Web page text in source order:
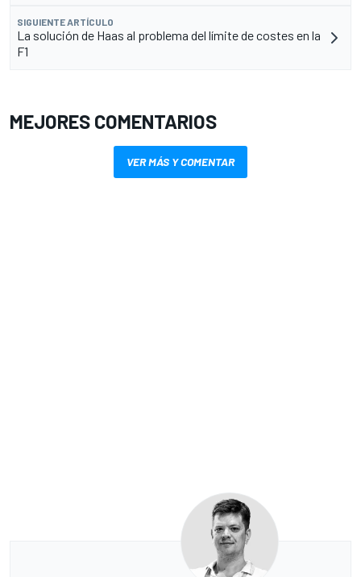
SIGUIENTE ARTÍCULO
La solución de Haas al problema del límite de costes en la
F1
MEJORES COMENTARIOS
VER MÁS Y COMENTAR